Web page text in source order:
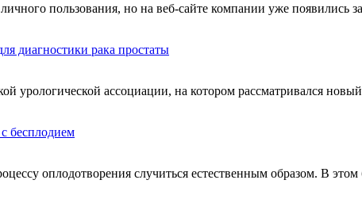
пользования, но на веб-сайте компании уже появились
диагностики рака простаты
урологической ассоциации, на котором рассматривался
бесплодием
оплодотворения случиться естественным образом. В